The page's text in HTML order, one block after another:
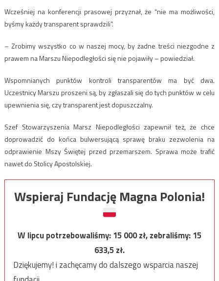
Wcześniej na konferencji prasowej przyznał, że “nie ma możliwości,
byśmy każdy transparent sprawdzili”.
– Zrobimy wszystko co w naszej mocy, by żadne treści niezgodne z
prawem na Marszu Niepodległości się nie pojawiły – powiedział.
Wspomnianych punktów kontroli transparentów ma być dwa.
Uczestnicy Marszu proszeni są, by zgłaszali się do tych punktów w celu
upewnienia się, czy transparent jest dopuszczalny.
Szef Stowarzyszenia Marsz Niepodległości zapewnił też, że chce
doprowadzić do końca bulwersującą sprawę braku zezwolenia na
odprawienie Mszy Świętej przed przemarszem. Sprawa może trafić
nawet do Stolicy Apostolskiej.
Wspieraj Fundację Magna Polonia!
W lipcu potrzebowaliśmy:15 000zł, zebraliśmy:15
633,5zł.
Dziękujemy! i zachęcamy do dalszego wsparcia naszej